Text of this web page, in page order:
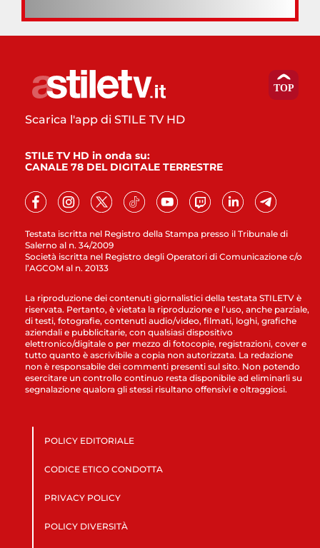
Testata iscritta nel Registro della Stampa presso il Tribunale di
Salerno al n. 34/2009
Società iscritta nel Registro degli Operatori di Comunicazione c/o
l’AGCOM al n. 20133
Scarica l'app di STILE TV HD
STILE TV HD in onda su:
CANALE 78 DEL DIGITALE TERRESTRE
La riproduzione dei contenuti giornalistici della testata STILETV è
riservata. Pertanto, è vietata la riproduzione e l’uso, anche parziale,
di testi, fotografie, contenuti audio/video, filmati, loghi, grafiche
aziendali e pubblicitarie, con qualsiasi dispositivo
elettronico/digitale o per mezzo di fotocopie, registrazioni, cover e
tutto quanto è ascrivibile a copia non autorizzata. La redazione
non è responsabile dei commenti presenti sul sito. Non potendo
esercitare un controllo continuo resta disponibile ad eliminarli su
segnalazione qualora gli stessi risultano offensivi e oltraggiosi.
POLICY EDITORIALE
CODICE ETICO CONDOTTA
PRIVACY POLICY
POLICY DIVERSITÀ